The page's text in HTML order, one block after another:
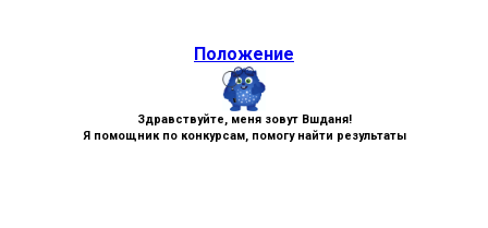
Положение
Здравствуйте, меня зовут Вшданя!
Я помощник по конкурсам, помогу найти результаты